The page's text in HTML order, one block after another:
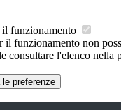
il funzionamento
il funzionamento non
consultare l'elenco nella
le preferenze